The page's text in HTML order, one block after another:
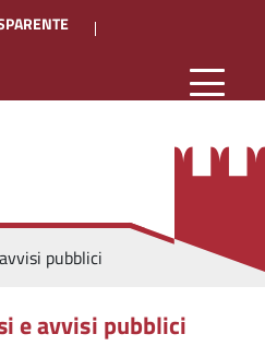
pubblici
e avvisi pubblici